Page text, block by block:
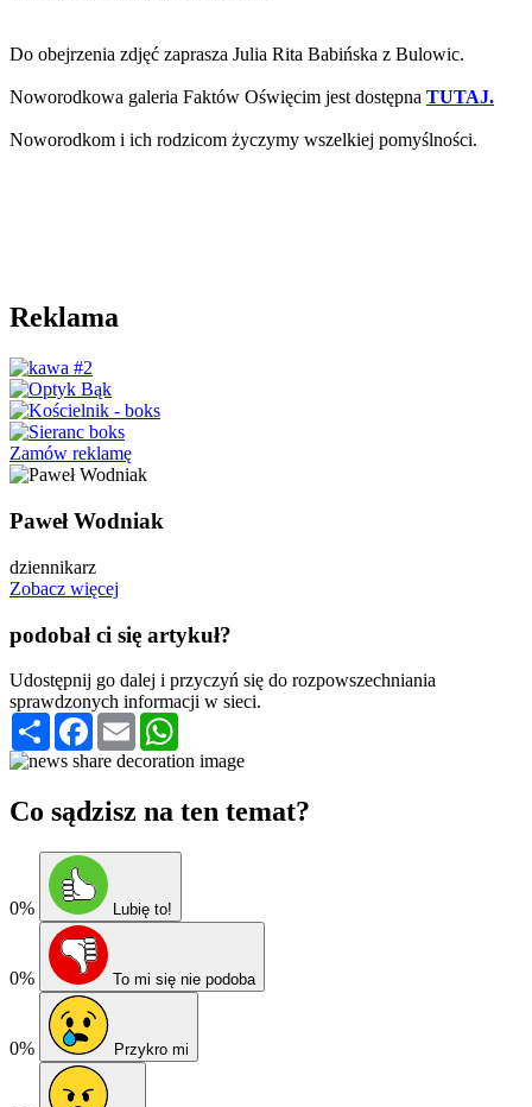
Do obejrzenia zdjęć zaprasza Julia Rita Babińska z Bulowic.
Noworodkowa galeria Faktów Oświęcim jest dostępna TUTAJ.
Noworodkom i ich rodzicom życzymy wszelkiej pomyślności.
Reklama
Zamów reklamę
Paweł Wodniak
dziennikarz
Zobacz więcej
podobał ci się artykuł?
Udostępnij go dalej i przyczyń się do rozpowszechniania
sprawdzonych informacji w sieci.
Podziel
się
Facebook
Email
Co sądzisz na ten temat?
0% Lubię to!
0% To mi się nie podoba
0% Przykro mi